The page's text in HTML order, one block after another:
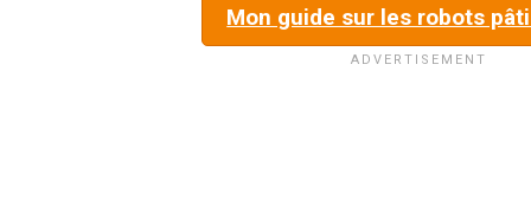
Mon guide sur les robots